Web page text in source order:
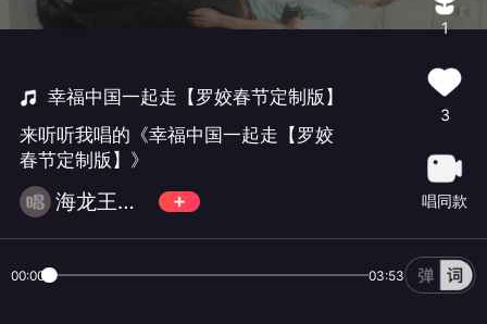
幸福中国一起走【罗姣春节定制版】
来听听我唱的《幸福中国一起走【罗姣
春节定制版】》
海龙王小子
1
3
唱同款
00:00 03:53